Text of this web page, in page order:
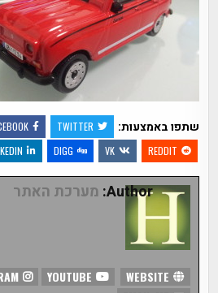
שתפו באמצעות: TWITTER
REDDIT
VK
DIGG
Author: מערכת האתר
INSTAGRAM